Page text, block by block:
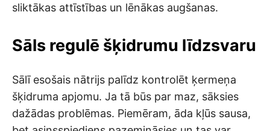
sliktākas attīstības un lēnākas augšanas.
Sāls regulē šķidrumu līdzsvaru
Sālī esošais nātrijs palīdz kontrolēt ķermeņa
šķidruma apjomu. Ja tā būs par maz, sāksies
dažādas problēmas. Piemēram, āda kļūs sausa,